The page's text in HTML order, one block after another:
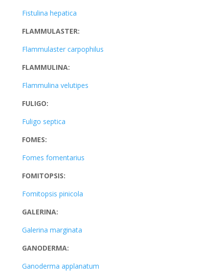
Fistulina hepatica
FLAMMULASTER:
Flammulaster carpophilus
FLAMMULINA:
Flammulina velutipes
FULIGO:
Fuligo septica
FOMES:
Fomes fomentarius
FOMITOPSIS:
Fomitopsis pinicola
GALERINA:
Galerina marginata
GANODERMA:
Ganoderma applanatum